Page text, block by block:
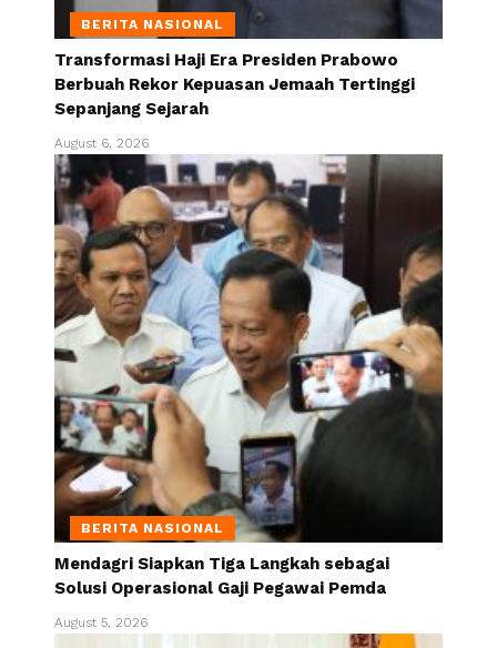
BERITA NASIONAL
Transformasi Haji Era Presiden Prabowo
Berbuah Rekor Kepuasan Jemaah Tertinggi
Sepanjang Sejarah
August 6, 2026
BERITA NASIONAL
Mendagri Siapkan Tiga Langkah sebagai
Solusi Operasional Gaji Pegawai Pemda
August 5, 2026